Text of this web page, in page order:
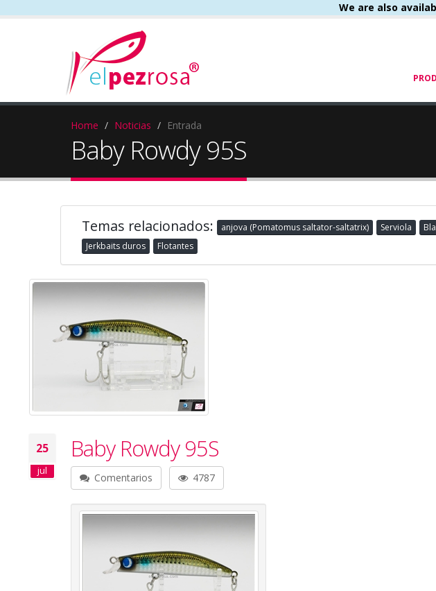
We are also
Home Noticias Entrada
Baby Rowdy 95S
Temas relacionados: anjova (Pomatomus saltator-saltatrix) Serviola
Jerkbaits duros
Flotantes
25
jul
Baby Rowdy 95S
Comentarios 4787